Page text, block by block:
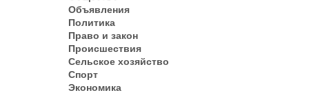
Объявления
Политика
Право и закон
Происшествия
Сельское хозяйство
Спорт
Экономика